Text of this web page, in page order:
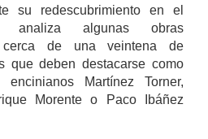
su redescubrimiento en el
algunas obras
cerca de una veintena de
que deben destacarse como
encinianos Martínez Torner,
Morente o Paco Ibáñez